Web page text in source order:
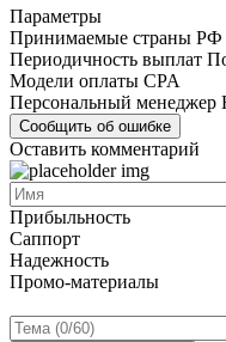
Параметры
Принимаемые страны РФ
Периодичность выплат
Модели оплаты CPA
Персональный менеджер
Сообщить об ошибке
Оставить комментарий
Прибыльность
Саппорт
Надежность
Промо-материалы